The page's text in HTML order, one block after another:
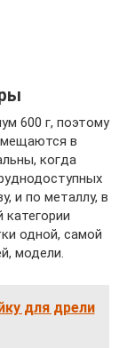
600 г, поэтому
в
когда
и по металлу, в
категории
одной, самой
модели.
для дрели